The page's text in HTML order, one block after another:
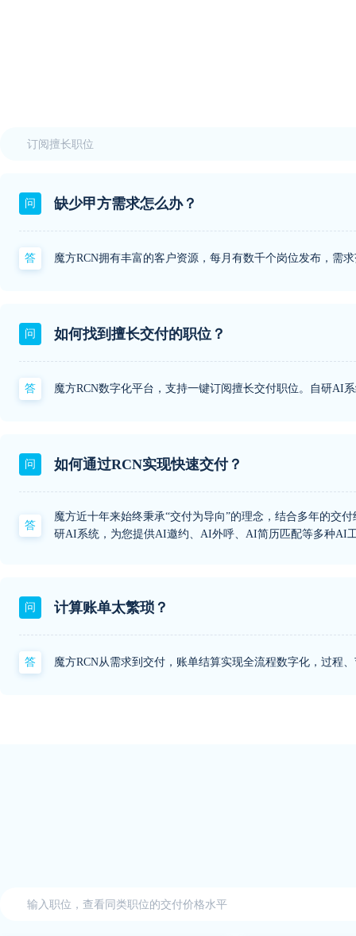
问 缺少甲方需求怎么办？
答 魔方RCN拥有丰富的客户资源，每月有数千个岗位发布，需
问 如何找到擅长交付的职位？
答 魔方RCN数字化平台，支持一键订阅擅长交付职位。自研AI
问 如何通过RCN实现快速交付？
答
魔方近十年来始终秉承“交付为导向”的理念，结合多年的交
研AI系统，为您提供AI邀约、AI外呼、AI简历匹配等多种AI
问 计算账单太繁琐？
答 魔方RCN从需求到交付，账单结算实现全流程数字化，过程